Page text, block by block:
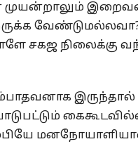
சகஜ நிலைக்கு
இருந்தால்